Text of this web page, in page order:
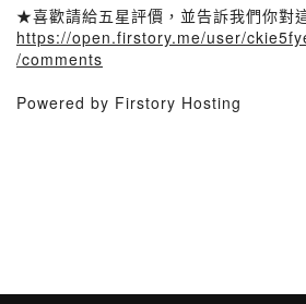
★喜歡請給五星評價，並告訴我們你對
https://open.firstory.me/user/
/comments
Powered by Firstory Hosting